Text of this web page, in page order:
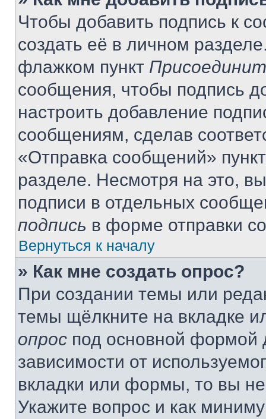
Чтобы добавить подпись к
создать её в личном
флажком пункт
сообщения, чтобы подпись
настроить добавление
сообщениям, сделав
«Отправка сообщений»
разделе. Несмотря на это,
подписи в отдельных
подпись в форме отправки
Вернуться к началу
» Как мне создать опрос?
При создании темы или
темы щёлкните на вкладке
опрос под основной формой
зависимости от
вкладки или формы, то вы
Укажите вопрос и как